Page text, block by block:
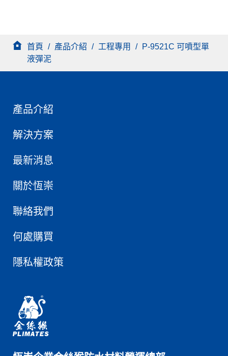
首頁 / 產品介紹 / 工程專用 /
P-9521C 可噴型單
液彈泥
產品介紹
解決方案
最新消息
關於恆崇
聯絡我們
何處購買
隱私權政策